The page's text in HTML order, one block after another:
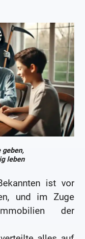
geben,
leben
ist vor
und im Zuge
der